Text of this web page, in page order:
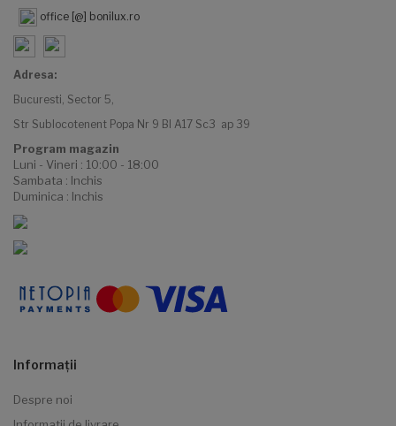
office [@] bonilux.ro
Adresa:
Bucuresti, Sector 5,
Str Sublocotenent Popa Nr 9 Bl A17 Sc3 ap 39
Program magazin
Luni - Vineri : 10:00 - 18:00
Sambata : Inchis
Duminica : Inchis
Informaţii
Despre noi